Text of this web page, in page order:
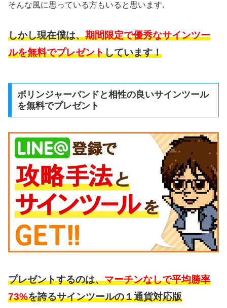
そんな風に思っている方もいると思います.
しかし現在僕は、期間限定で優秀なサインツー
ルを無料でプレゼントしています！
ボリンジャーバンドと相性の良いサインツール
を無料でプレゼント
プレゼントするのは、マーチンなしで平均勝率
73%を誇るサインツールの１通貨対応版